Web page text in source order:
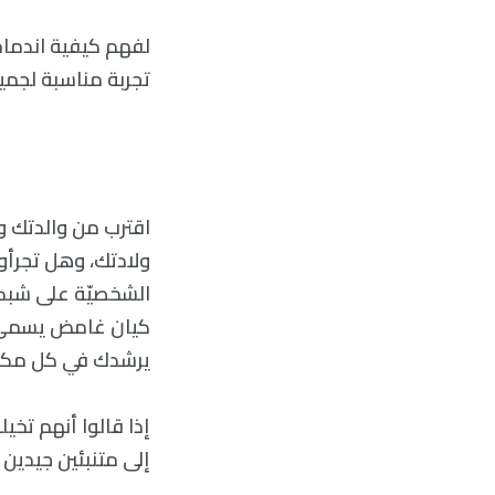
لفهم كيفية
تجربة مناسبة
اقترب من والدتك
ولادتك، وهل
الشخصيّة على
يرشدك في كل
إذا قالوا أنهم
إلى متنبئين